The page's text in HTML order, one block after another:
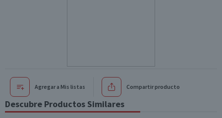
Agregar a Mis listas Compartir producto
Descubre Productos Similares